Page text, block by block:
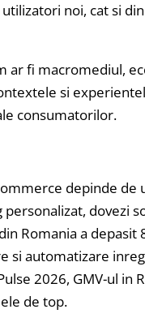
noi, cat si
ar fi macromediul,
si
consumatorilor.
depinde de
dovezi
Romania a depasit
si automatizare
2026, GMV-ul in
de top.